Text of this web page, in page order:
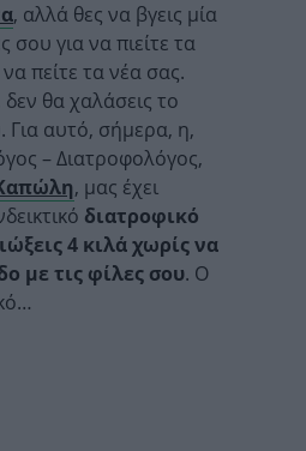
, αλλά θες να βγεις μία
σου για να πιείτε τα
πείτε τα νέα σας.
θα χαλάσεις το
αυτό, σήμερα, η,
– Διατροφολόγος,
, μας έχει
διατροφικό
4 κιλά χωρίς να
με τις φίλες σου. Ο